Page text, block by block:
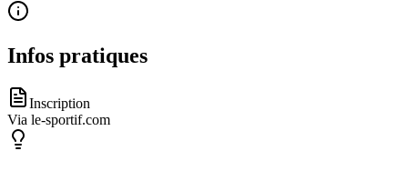
Infos pratiques
Inscription
Via le-sportif.com